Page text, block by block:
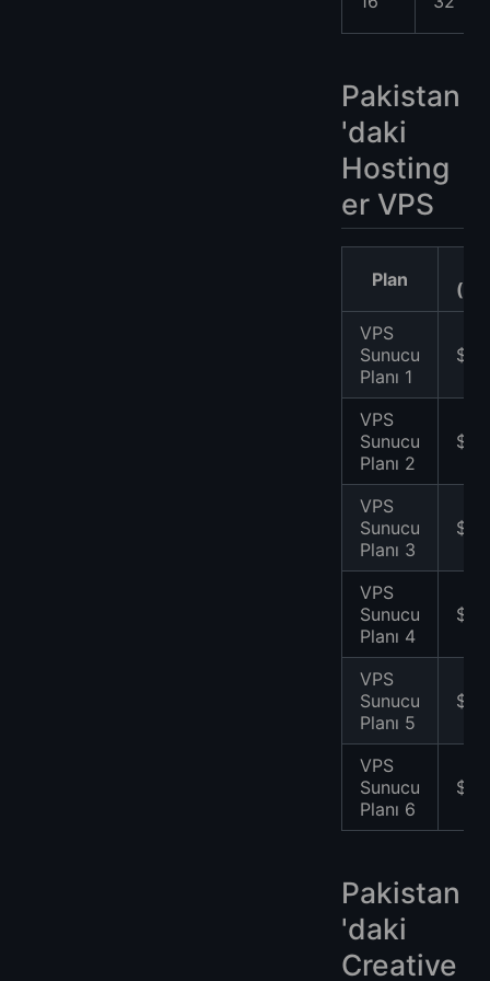
Pakistan
'daki
Hosting
er VPS
Plan
VPS
Sunucu
Planı 1
VPS
Sunucu
Planı 2
VPS
Sunucu
Planı 3
VPS
Sunucu
Planı 4
VPS
Sunucu
Planı 5
VPS
Sunucu
Planı 6
Pakistan
'daki
Creative